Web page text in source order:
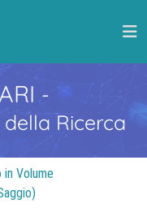
-
Ricerca
Volume